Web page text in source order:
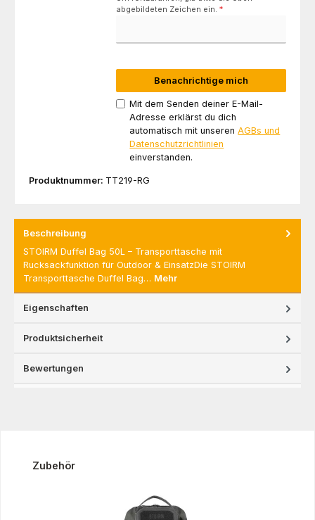
abgebildeten Zeichen ein.*
Benachrichtige mich
Mit dem Senden deiner E-Mail-
Adresse erklärst du dich
automatisch mit unserenAGBs und
Datenschutzrichtlinien
einverstanden.
Produktnummer: TT219-RG
Beschreibung
STOIRM Duffel Bag 50L – Transporttasche mit
Rucksackfunktion für Outdoor & EinsatzDie STOIRM
Transporttasche Duffel Bag… Mehr
Eigenschaften
Produktsicherheit
Bewertungen
Produktgalerie überspringen
Zubehör